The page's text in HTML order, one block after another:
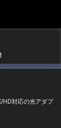
HD対応の光アダプ